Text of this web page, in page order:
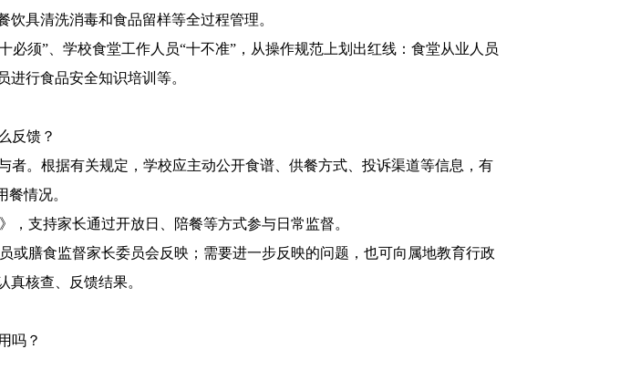
具清洗消毒和食品留样等全过程管理。
须”、学校食堂工作人员“十不准”，从操作规范上划出红线：食堂从业人员
行食品安全知识培训等。
反馈？
。根据有关规定，学校应主动公开食谱、供餐方式、投诉渠道等信息，有
情况。
支持家长通过开放日、陪餐等方式参与日常监督。
膳食监督家长委员会反映；需要进一步反映的问题，也可向属地教育行政
核查、反馈结果。
吗？